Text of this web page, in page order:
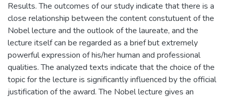
Results. The outcomes of our study indicate that there is a
close relationship between the content constutuent of the
Nobel lecture and the outlook of the laureate, and the
lecture itself can be regarded as a brief but extremely
powerful expression of his/her human and professional
qualities. The analyzed texts indicate that the choice of the
topic for the lecture is significantly influenced by the official
justification of the award. The Nobel lecture gives an